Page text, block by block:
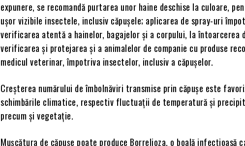
expunere, se recomandă purtarea unor haine deschise la culoare,
ușor vizibile insectele, inclusiv căpușele; aplicarea de spray-uri
verificarea atentă a hainelor, bagajelor și a corpului, la întoarcerea
verificarea și protejarea și a animalelor de companie cu produse
medicul veterinar, împotriva insectelor, inclusiv a căpușelor.
Creșterea numărului de îmbolnăviri transmise prin căpușe este
schimbările climatice, respectiv fluctuații de temperatură și
precum și vegetație.
Mușcătura de căpușe poate produce Borrelioza, o boală infecțioasă